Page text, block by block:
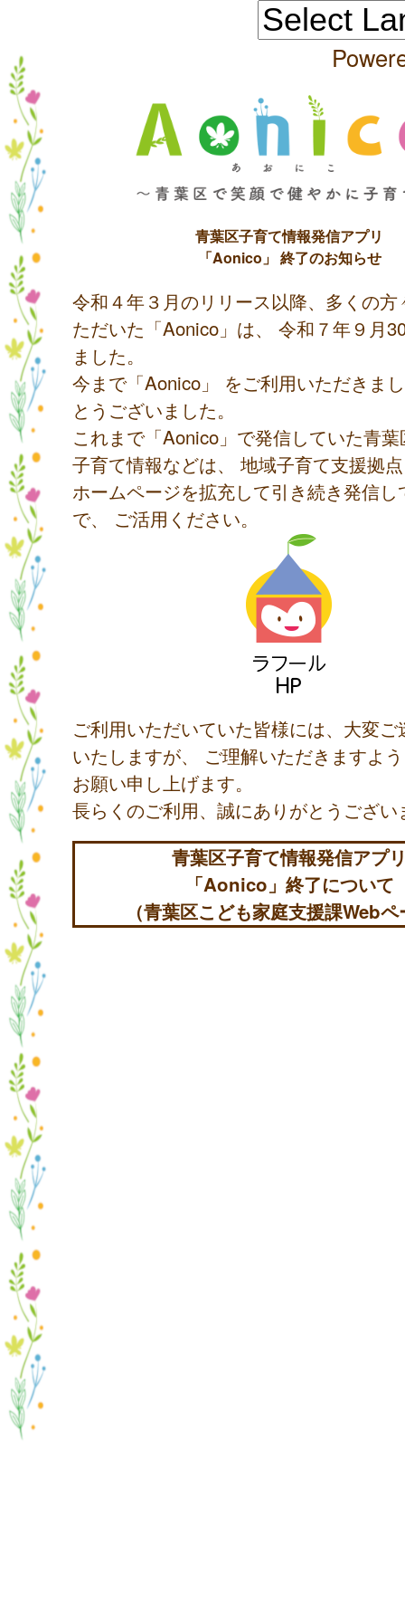
青葉区子育て情報発信アプリ
「Aonico」 終了のお知らせ
令和４年３月のリリース以降、多くの方
ただいた「Aonico」は、 令和７年９月
ました。
今まで「Aonico」 をご利用いただきま
とうございました。
これまで「Aonico」で発信していた青
子育て情報などは、 地域子育て支援拠
ホームページを拡充して引き続き発信し
で、 ご活用ください。
ご利用いただいていた皆様には、大変
いたしますが、 ご理解いただきますよ
お願い申し上げます。
長らくのご利用、誠にありがとうござい
青葉区子育て情報発信アプ
「Aonico」終了について
（青葉区こども家庭支援課Web